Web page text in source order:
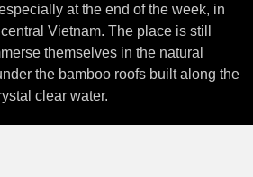
at the end of the week, in
Vietnam. The place is still
themselves in the natural
the bamboo roofs built along the
clear water.